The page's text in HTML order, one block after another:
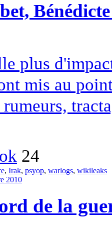
plus
mis au
24
, Irak, psyop, warlogs, wikileaks
2010
de la